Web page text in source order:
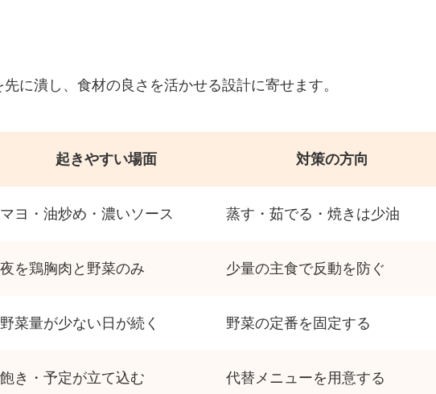
に潰し、食材の良さを活かせる設計に寄せます。
起きやすい場面 対策の方向
マヨ・油炒め・濃いソース 蒸す・茹でる・焼きは少油
夜を鶏胸肉と野菜のみ 少量の主食で反動を防ぐ
野菜量が少ない日が続く 野菜の定番を固定する
飽き・予定が立て込む 代替メニューを用意する